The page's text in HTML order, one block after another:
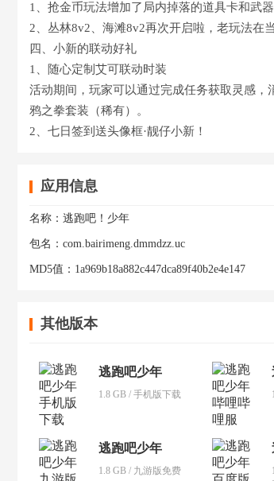
1、抢金币玩法增加了局内掉落的道具卡和武
2、丛林8v2、海滩8v2再次开启啦，老玩法在
四、小新的联动好礼
1、随心定制艾可联动时装
活动期间，玩家可以通过完成任务获取灵感
鸦之拳套装（稀有）。
2、七日签到送头像框·靓仔小新！
应用信息
名称： 逃跑吧！少年
包名： com.bairimeng.dmmdzz.uc
MD5值： 1a969b18a882c447dca89f40b2e4e147
其他版本
逃跑吧少年
1.8 GB / 手机版下载
逃跑吧少年
1.8 GB / 九游版免费